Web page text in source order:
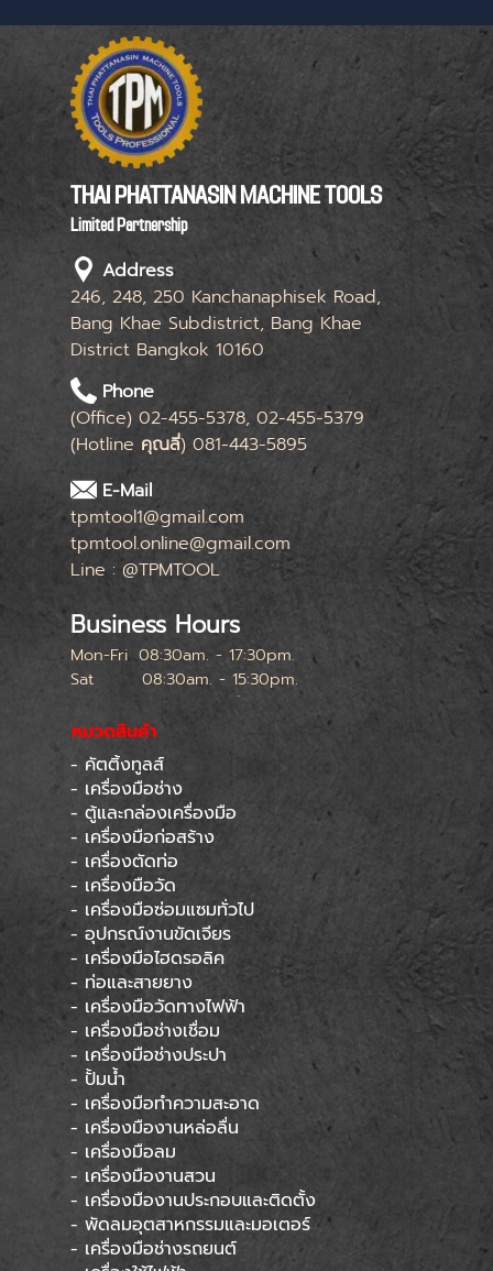
THAI PHATTANASIN MACHINE TOOLS
Limited Partnership
Address
246, 248, 250 Kanchanaphisek Road,
Bang Khae Subdistrict, Bang Khae
District Bangkok 10160
Phone
(Office) 02-455-5378, 02-455-5379
(Hotline คุณลี่) 081-443-5895
E-Mail
tpmtool1@gmail.com
tpmtool.online@gmail.com
Line : @TPMTOOL
Business Hours
Mon-Fri 08:30am. - 17:30pm.
Sat
08:30am. - 15:30pm.
หยุดทุกเสาร์สุดท้ายของเดือน
หมวดสินค้า
- คัตติ้งทูลส์
- เครื่องมือช่าง
- ตู้และกล่องเครื่องมือ
- เครื่องมือก่อสร้าง
- เครื่องตัดท่อ
- เครื่องมือวัด
- เครื่องมือซ่อมแซมทั่วไป
- อุปกรณ์งานขัดเจียร
- เครื่องมือไฮดรอลิค
- ท่อและสายยาง
- เครื่องมือวัดทางไฟฟ้า
- เครื่องมือช่างเชื่อม
- เครื่องมือช่างประปา
- ปั้มน้ำ
- เครื่องมือทำความสะอาด
- เครื่องมืองานหล่อลื่น
- เครื่องมือลม
- เครื่องมืองานสวน
- เครื่องมืองานประกอบและติดตั้ง
- พัดลมอุตสาหกรรมและมอเตอร์
- เครื่องมือช่างรถยนต์